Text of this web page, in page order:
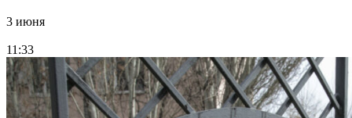
3 июня
11:33